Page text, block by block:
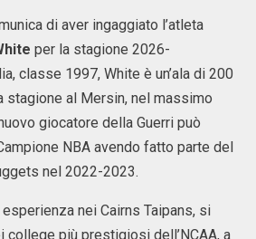
di aver ingaggiato l’atleta
per la stagione 2026-
classe 1997, White è un’ala di 200
stagione al Mersin, nel massimo
giocatore della Guerri può
NBA avendo fatto parte del
nel 2022-2023.
nei Cairns Taipans, si
più prestigiosi dell’NCAA, a